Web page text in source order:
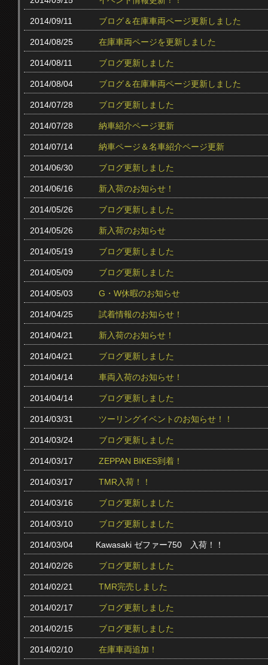
2014/09/11 ブログ＆在庫車両ページ更新しました
2014/08/25 在庫車両ページを更新しました
2014/08/11 ブログ更新しました
2014/08/04 ブログ＆在庫車両ページ更新しました
2014/07/28 ブログ更新しました
2014/07/28 納車紹介ページ更新
2014/07/14 納車ページ＆名車紹介ページ更新
2014/06/30 ブログ更新しました
2014/06/16 新入荷のお知らせ！
2014/05/26 ブログ更新しました
2014/05/26 新入荷のお知らせ
2014/05/19 ブログ更新しました
2014/05/09 ブログ更新しました
2014/05/03 G・W休暇のお知らせ
2014/04/25 試着情報のお知らせ！
2014/04/21 新入荷のお知らせ！
2014/04/21 ブログ更新しました
2014/04/14 車両入荷のお知らせ！
2014/04/14 ブログ更新しました
2014/03/31 ツーリングイベントのお知らせ！！
2014/03/24 ブログ更新しました
2014/03/17 ZEPPAN BIKES到着！
2014/03/17 TMR入荷！！
2014/03/16 ブログ更新しました
2014/03/10 ブログ更新しました
2014/03/04 Kawasaki ゼファー750 入荷！！
2014/02/26 ブログ更新しました
2014/02/21 TMR完売しました
2014/02/17 ブログ更新しました
2014/02/15 ブログ更新しました
2014/02/10 在庫車両追加！